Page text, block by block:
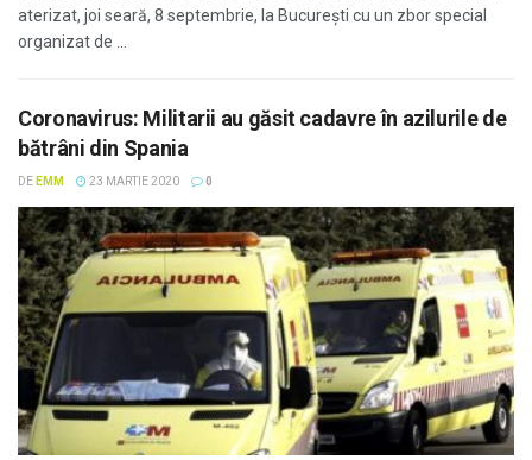
aterizat, joi seară, 8 septembrie, la București cu un zbor special
organizat de ...
Coronavirus: Militarii au găsit cadavre în azilurile de
bătrâni din Spania
DE EMM 23 MARTIE 2020 0